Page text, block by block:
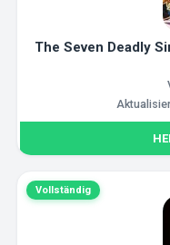
The Seven Deadly
Vollständig